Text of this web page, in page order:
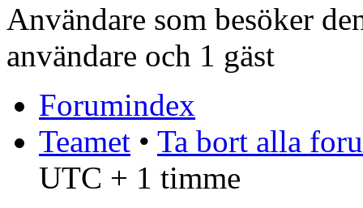
Användare som besöker
användare och 1 gäst
Forumindex
Teamet • Ta bort alla
UTC + 1 timme